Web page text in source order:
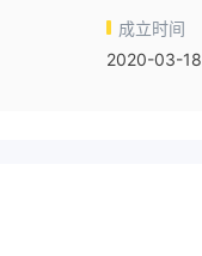
成立时间
2020-03-18